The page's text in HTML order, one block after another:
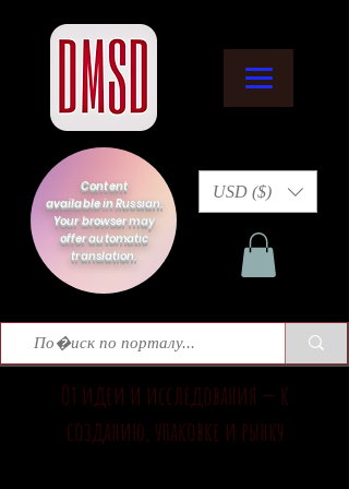
Content
available in Russian.
Your browser may
offer automatic
translation.
USD ($)
От идеи и исследования — к
созданию, упаковке и рынку